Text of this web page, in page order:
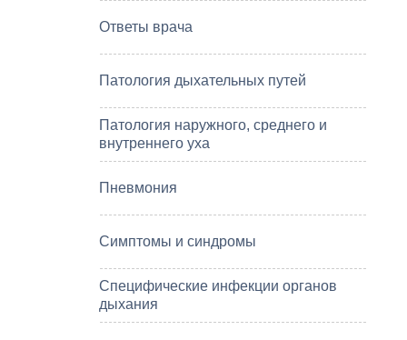
Ответы врача
Патология дыхательных путей
Патология наружного, среднего и
внутреннего уха
Пневмония
Симптомы и синдромы
Специфические инфекции органов
дыхания